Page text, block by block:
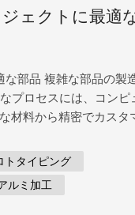
成できるため、プロ
ラスチック、複合材な
ェクトに最適
部品 複雑な部品の製
プロセスには、コンピ
材料から精密でカスタ
ションに完全に適合す
最適な部品を得るため
トタイピング
ルミ加工